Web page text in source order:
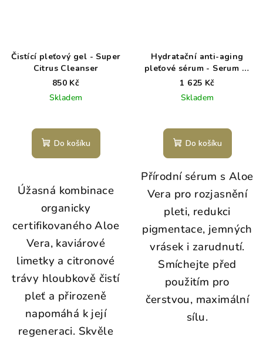
Čistící pleťový gel - Super
Citrus Cleanser
850 Kč
Skladem
Do košíku
Úžasná kombinace
organicky
certifikovaného Aloe
Vera, kaviárové
limetky a citronové
trávy hloubkově čistí
pleť a přirozeně
napomáhá k její
regeneraci. Skvěle
Hydratační anti-aging
pleťové sérum - Serum of
Plenty
1 625 Kč
Skladem
Do košíku
Přírodní sérum s Aloe
Vera pro rozjasnění
pleti, redukci
pigmentace, jemných
vrásek i zarudnutí.
Smíchejte před
použitím pro
čerstvou, maximální
sílu.